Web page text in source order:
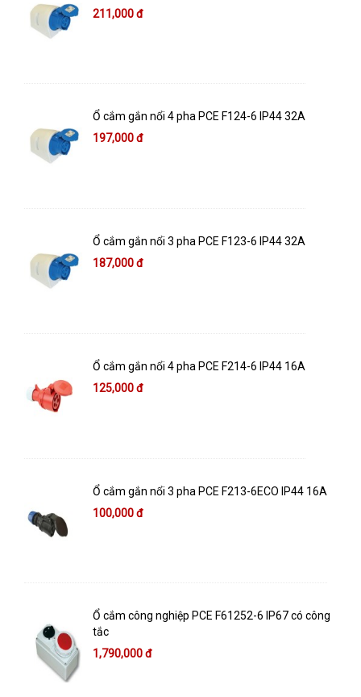
211,000 đ
Ổ cắm gắn nổi 4 pha PCE F124-6 IP44 32A
197,000 đ
Ổ cắm gắn nổi 3 pha PCE F123-6 IP44 32A
187,000 đ
Ổ cắm gắn nổi 4 pha PCE F214-6 IP44 16A
125,000 đ
Ổ cắm gắn nổi 3 pha PCE F213-6ECO IP44 16A
100,000 đ
Ổ cắm công nghiệp PCE F61252-6 IP67 có công
tắc
1,790,000 đ